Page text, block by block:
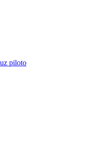
piloto